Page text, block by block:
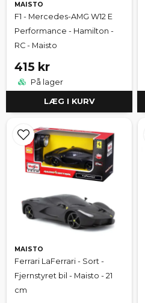
MAISTO
F1 - Mercedes-AMG W12 E
Performance - Hamilton -
RC - Maisto
415 kr
På lager
LÆG I KURV
MAISTO
Ferrari LaFerrari - Sort -
Fjernstyret bil - Maisto - 21
cm